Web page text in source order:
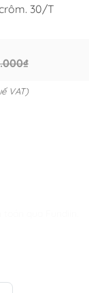
crôm. 30/T
VAT)